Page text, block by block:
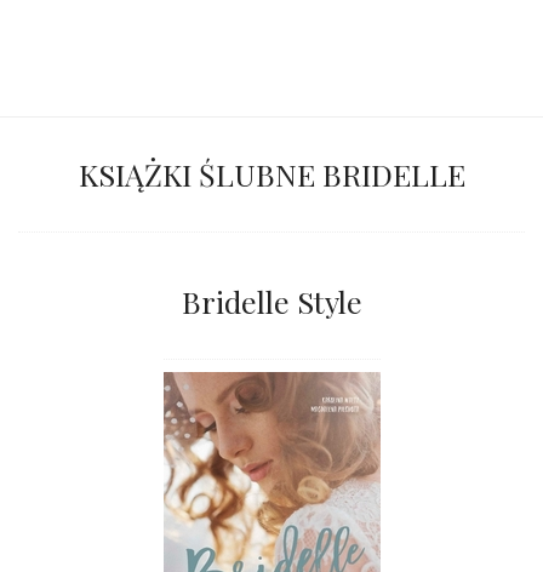
KSIĄŻKI ŚLUBNE BRIDELLE
Bridelle Style